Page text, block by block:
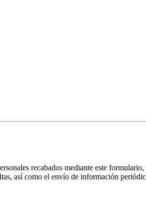
recabados mediante este
como el envío de información